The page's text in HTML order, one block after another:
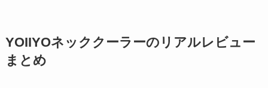
YOIIYOネッククーラーのリアルレビュー
まとめ